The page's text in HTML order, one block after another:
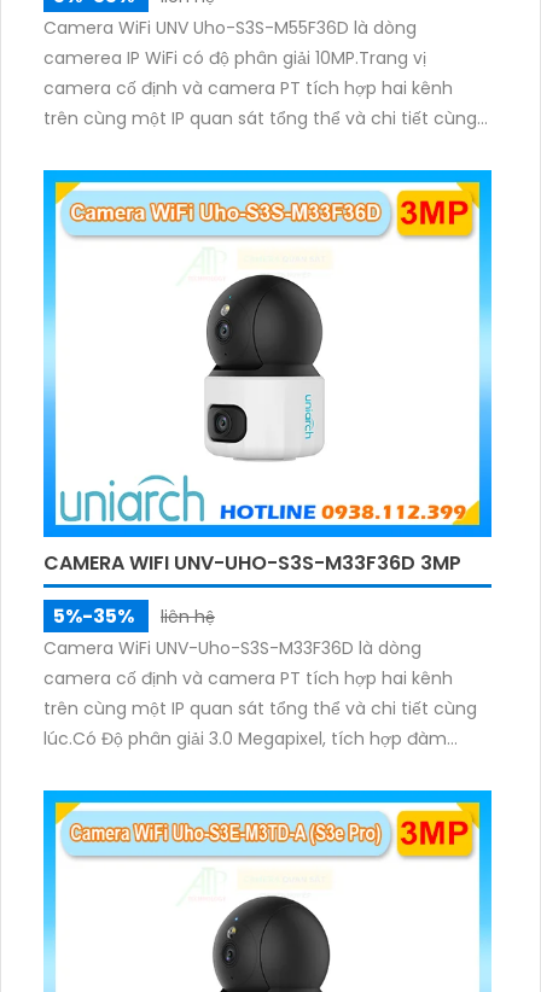
Camera WiFi UNV Uho-S3S-M55F36D là dòng
camerea IP WiFi có độ phân giải 10MP.Trang vị
camera cố định và camera PT tích hợp hai kênh
trên cùng một IP quan sát tổng thể và chi tiết cùng
ánh sáng. Kết hợp hồng ngoại và đèn ấm cho hình
ảnh có màu trong nhiều điều kiện khác nhau trong
phạm vi 3m.
CAMERA WIFI UNV-UHO-S3S-M33F36D 3MP
5%-35%
liên hệ
Camera WiFi UNV-Uho-S3S-M33F36D là dòng
camera cố định và camera PT tích hợp hai kênh
trên cùng một IP quan sát tổng thể và chi tiết cùng
lúc.Có Độ phân giải 3.0 Megapixel, tích hợp đàm
sáng ấm lên đến 10m.